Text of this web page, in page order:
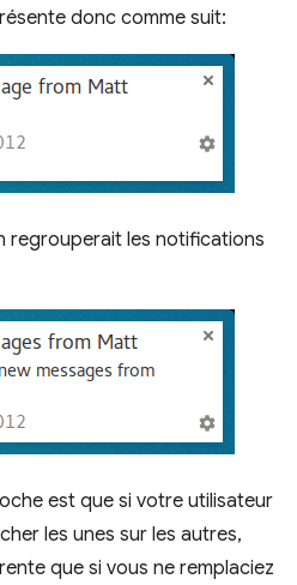
donc comme suit:
regrouperait les notifications
est que si votre utilisateur
les unes sur les autres,
que si vous ne remplaciez